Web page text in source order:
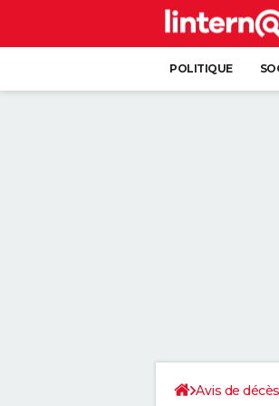
POLITIQUE
Avis de décès